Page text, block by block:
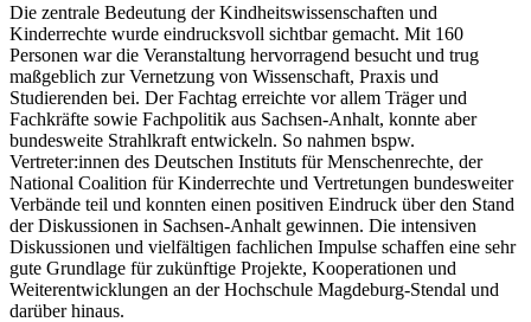
Die zentrale Bedeutung der Kindheitswissenschaften und
Kinderrechte wurde eindrucksvoll sichtbar gemacht. Mit 160
Personen war die Veranstaltung hervorragend besucht und trug
maßgeblich zur Vernetzung von Wissenschaft, Praxis und
Studierenden bei. Der Fachtag erreichte vor allem Träger und
Fachkräfte sowie Fachpolitik aus Sachsen-Anhalt, konnte aber
bundesweite Strahlkraft entwickeln. So nahmen bspw.
Vertreter:innen des Deutschen Instituts für Menschenrechte, der
National Coalition für Kinderrechte und Vertretungen bundesweiter
Verbände teil und konnten einen positiven Eindruck über den Stand
der Diskussionen in Sachsen-Anhalt gewinnen. Die intensiven
Diskussionen und vielfältigen fachlichen Impulse schaffen eine sehr
gute Grundlage für zukünftige Projekte, Kooperationen und
Weiterentwicklungen an der Hochschule Magdeburg-Stendal und
darüber hinaus.